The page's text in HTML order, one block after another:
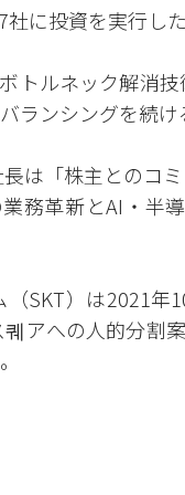
に投資を実行した
トルネック解消
ランシングを続け
は「株主とのコ
務革新とAI・半
（SKT）は2021
アへの人的分割